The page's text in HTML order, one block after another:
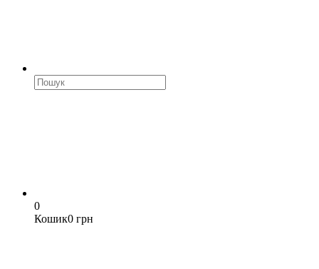
0
Кошик0 грн